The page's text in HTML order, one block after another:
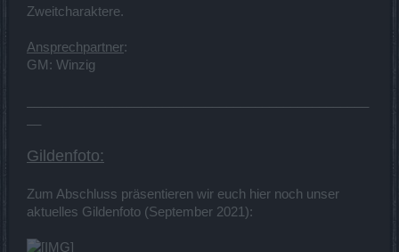
Zweitcharaktere.
Ansprechpartner:
GM: Winzig
Gildenfoto:
Zum Abschluss präsentieren wir euch hier noch unser
aktuelles Gildenfoto (September 2021):